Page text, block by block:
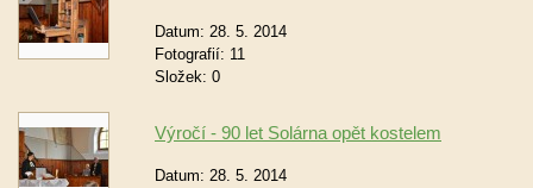
Datum: 28. 5. 2014
Fotografií: 11
Složek: 0
Výročí - 90 let Solárna opět kostelem
Datum: 28. 5. 2014